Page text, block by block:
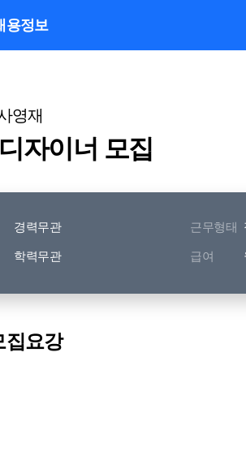
용정보
영재
자이너 모집
경력무관 근무형태
학력무관 급여
집요강